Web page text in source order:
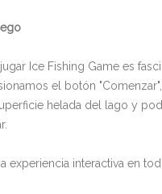
Ice Fishing Game es
el botón
helada del lago y
experiencia interactiva en